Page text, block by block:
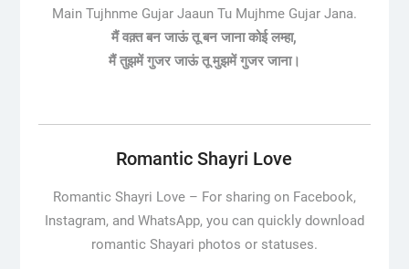
Main Tujhnme Gujar Jaaun Tu Mujhme Gujar Jana.
मैं वक़्त बन जाऊं तू बन जाना कोई लम्हा,
मैं तुझमें गुजर जाऊं तू मुझमें गुजर जाना।
Romantic Shayri Love
Romantic Shayri Love – For sharing on Facebook,
Instagram, and WhatsApp, you can quickly download
romantic Shayari photos or statuses.